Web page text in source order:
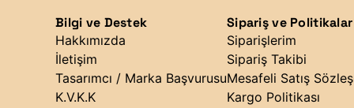
Bilgi ve Destek
Hakkımızda
İletişim
Tasarımcı / Marka Başvurusu
K.V.K.K
Sipariş ve Politikalar
Siparişlerim
Sipariş Takibi
Mesafeli Satış
Kargo Politikası